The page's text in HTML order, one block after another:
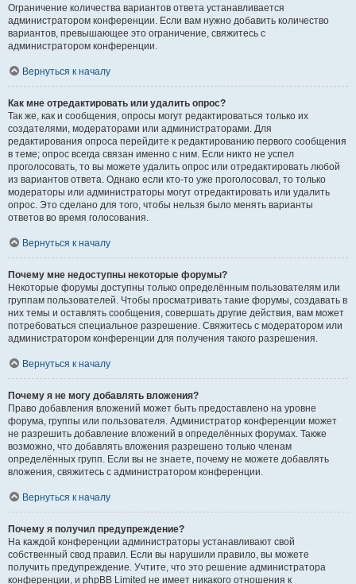
Ограничение количества вариантов ответа устанавливается
администратором конференции. Если вам нужно добавить количество
вариантов, превышающее это ограничение, свяжитесь с
администратором конференции.
Вернуться к началу
Как мне отредактировать или удалить опрос?
Так же, как и сообщения, опросы могут редактироваться только их
создателями, модераторами или администраторами. Для
редактирования опроса перейдите к редактированию первого сообщения
в теме; опрос всегда связан именно с ним. Если никто не успел
проголосовать, то вы можете удалить опрос или отредактировать любой
из вариантов ответа. Однако если кто-то уже проголосовал, то только
модераторы или администраторы могут отредактировать или удалить
опрос. Это сделано для того, чтобы нельзя было менять варианты
ответов во время голосования.
Вернуться к началу
Почему мне недоступны некоторые форумы?
Некоторые форумы доступны только определённым пользователям или
группам пользователей. Чтобы просматривать такие форумы, создавать в
них темы и оставлять сообщения, совершать другие действия, вам может
потребоваться специальное разрешение. Свяжитесь с модератором или
администратором конференции для получения такого разрешения.
Вернуться к началу
Почему я не могу добавлять вложения?
Право добавления вложений может быть предоставлено на уровне
форума, группы или пользователя. Администратор конференции может
не разрешить добавление вложений в определённых форумах. Также
возможно, что добавлять вложения разрешено только членам
определённых групп. Если вы не знаете, почему не можете добавлять
вложения, свяжитесь с администратором конференции.
Вернуться к началу
Почему я получил предупреждение?
На каждой конференции администраторы устанавливают свой
собственный свод правил. Если вы нарушили правило, вы можете
получить предупреждение. Учтите, что это решение администратора
конференции, и phpBB Limited не имеет никакого отношения к